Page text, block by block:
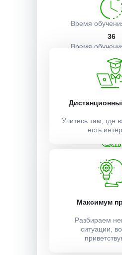
Время
36
Время
1
Учебный
3000 ₽
Условия
Учитесь там, где
есть
Максимум
Разбираем
ситуации,